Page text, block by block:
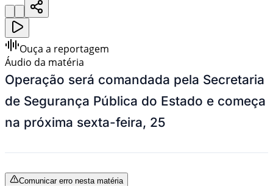
Ouça a reportagem
Áudio da matéria
Operação será comandada pela Secretaria
de Segurança Pública do Estado e começa
na próxima sexta-feira, 25
Comunicar erro nesta matéria